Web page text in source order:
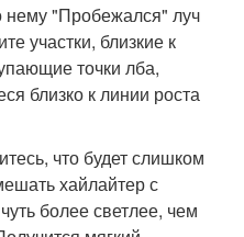
нему "Пробежался" луч
участки, близкие к
точки лба,
близко к линии роста
что будет слишком
хайлайтер с
более светлее, чем